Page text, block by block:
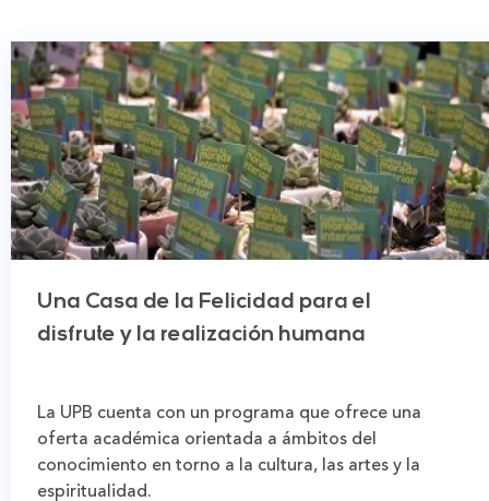
Una Casa de la Felicidad para el
disfrute y la realización humana
La UPB cuenta con un programa que ofrece una
oferta académica orientada a ámbitos del
conocimiento en torno a la cultura, las artes y la
espiritualidad.